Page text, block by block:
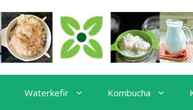
Waterkefir Kombucha